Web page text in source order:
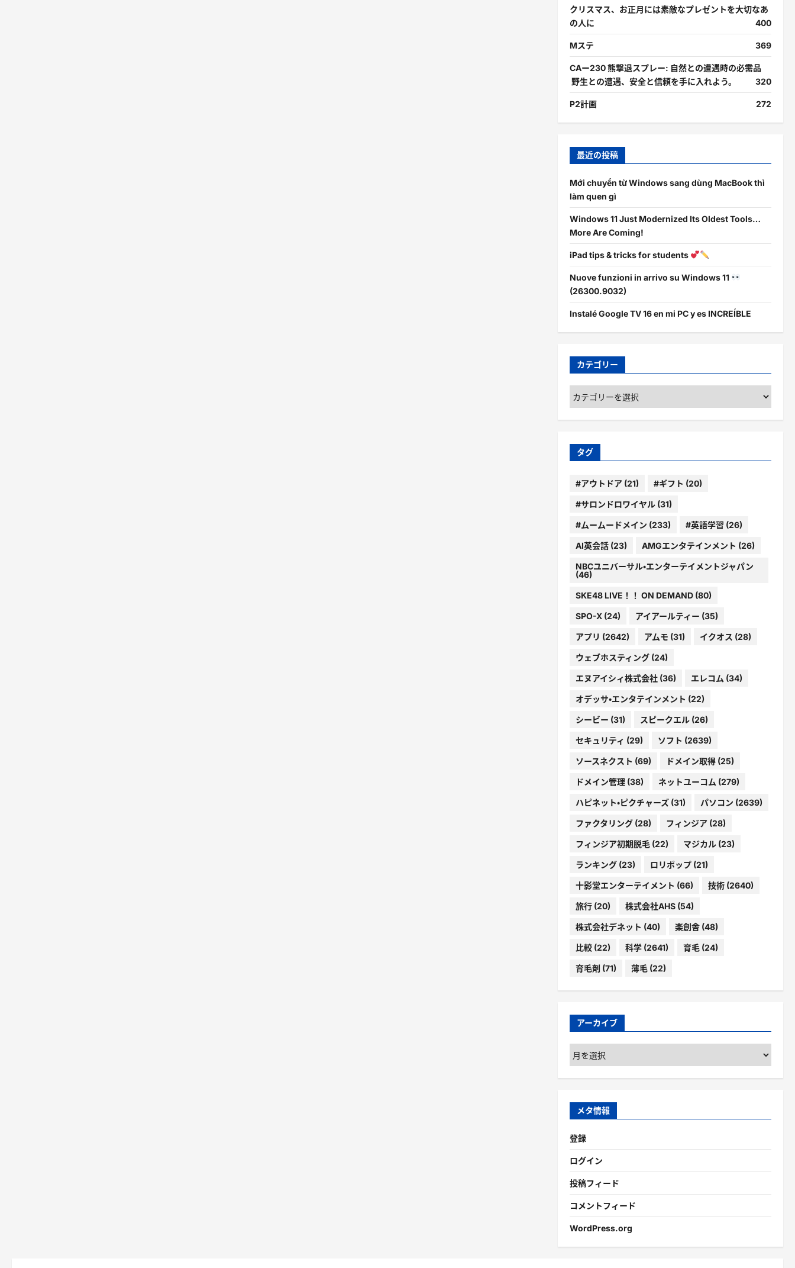
クリスマス、お正月には素敵なプレゼントを大切なあ
の人に
400
Mステ 369
CAー230 熊撃退スプレー: 自然との遭遇時の必需品
野生との遭遇、安全と信頼を手に入れよう。
320
P2計画 272
最近の投稿
Mới chuyển từ Windows sang dùng MacBook thì
làm quen gì
Windows 11 Just Modernized Its Oldest Tools…
More Are Coming!
iPad tips & tricks for students
Nuove funzioni in arrivo su Windows 11
(26300.9032)
Instalé Google TV 16 en mi PC y es INCREÍBLE
カテゴリー
カ
テ
ゴ
ー
タグ
#アウトドア(21) #ギフト (20)
#サロンドロワイヤル(31)
#ムームードメイン (233) #英語学習 (26)
AI英会話(23) AMGエンタテインメント (26)
NBCユニバーサル・エンターテイメントジャパン
(46)
SKE48 LIVE！！ ON DEMAND(80)
SPO-X(24) アイアールティー (35)
アプリ (2642) アムモ (31) イクオス (28)
ウェブホスティング(24)
エヌアイシィ株式会社(36) エレコム (34)
オデッサ・エンタテインメント (22)
シービー (31) スピークエル(26)
セキュリティ (29) ソフト (2639)
ソースネクスト (69) ドメイン取得(25)
ドメイン管理(38) ネットユーコム (279)
ハピネット・ピクチャーズ(31) パソコン (2639)
ファクタリング(28) フィンジア(28)
フィンジア初期脱毛(22) マジカル(23)
ランキング(23) ロリポップ(21)
十影堂エンターテイメント (66) 技術(2640)
旅行(20) 株式会社AHS(54)
株式会社デネット (40) 楽創舎(48)
比較(22) 科学(2641) 育毛(24)
育毛剤 (71) 薄毛(22)
アーカイブ
ア
ー
カ
ブ
メタ情報
登録
ログイン
投稿フィード
コメントフィード
WordPress.org